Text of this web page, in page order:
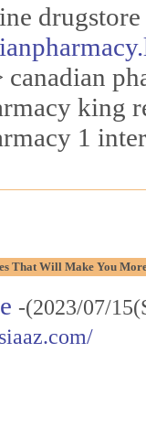
canadian
king
1
That Will Make You
-(2023/07/